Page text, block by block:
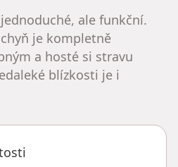
ale funkční.
je kompletně
a hosté si stravu
blízkosti je i